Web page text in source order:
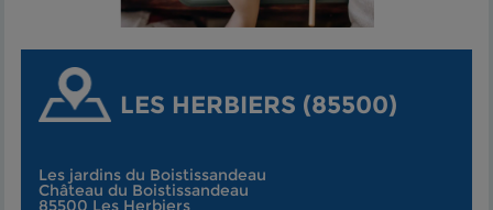
LES HERBIERS (85500)
Les jardins du Boistissandeau
Château du Boistissandeau
85500 Les Herbiers